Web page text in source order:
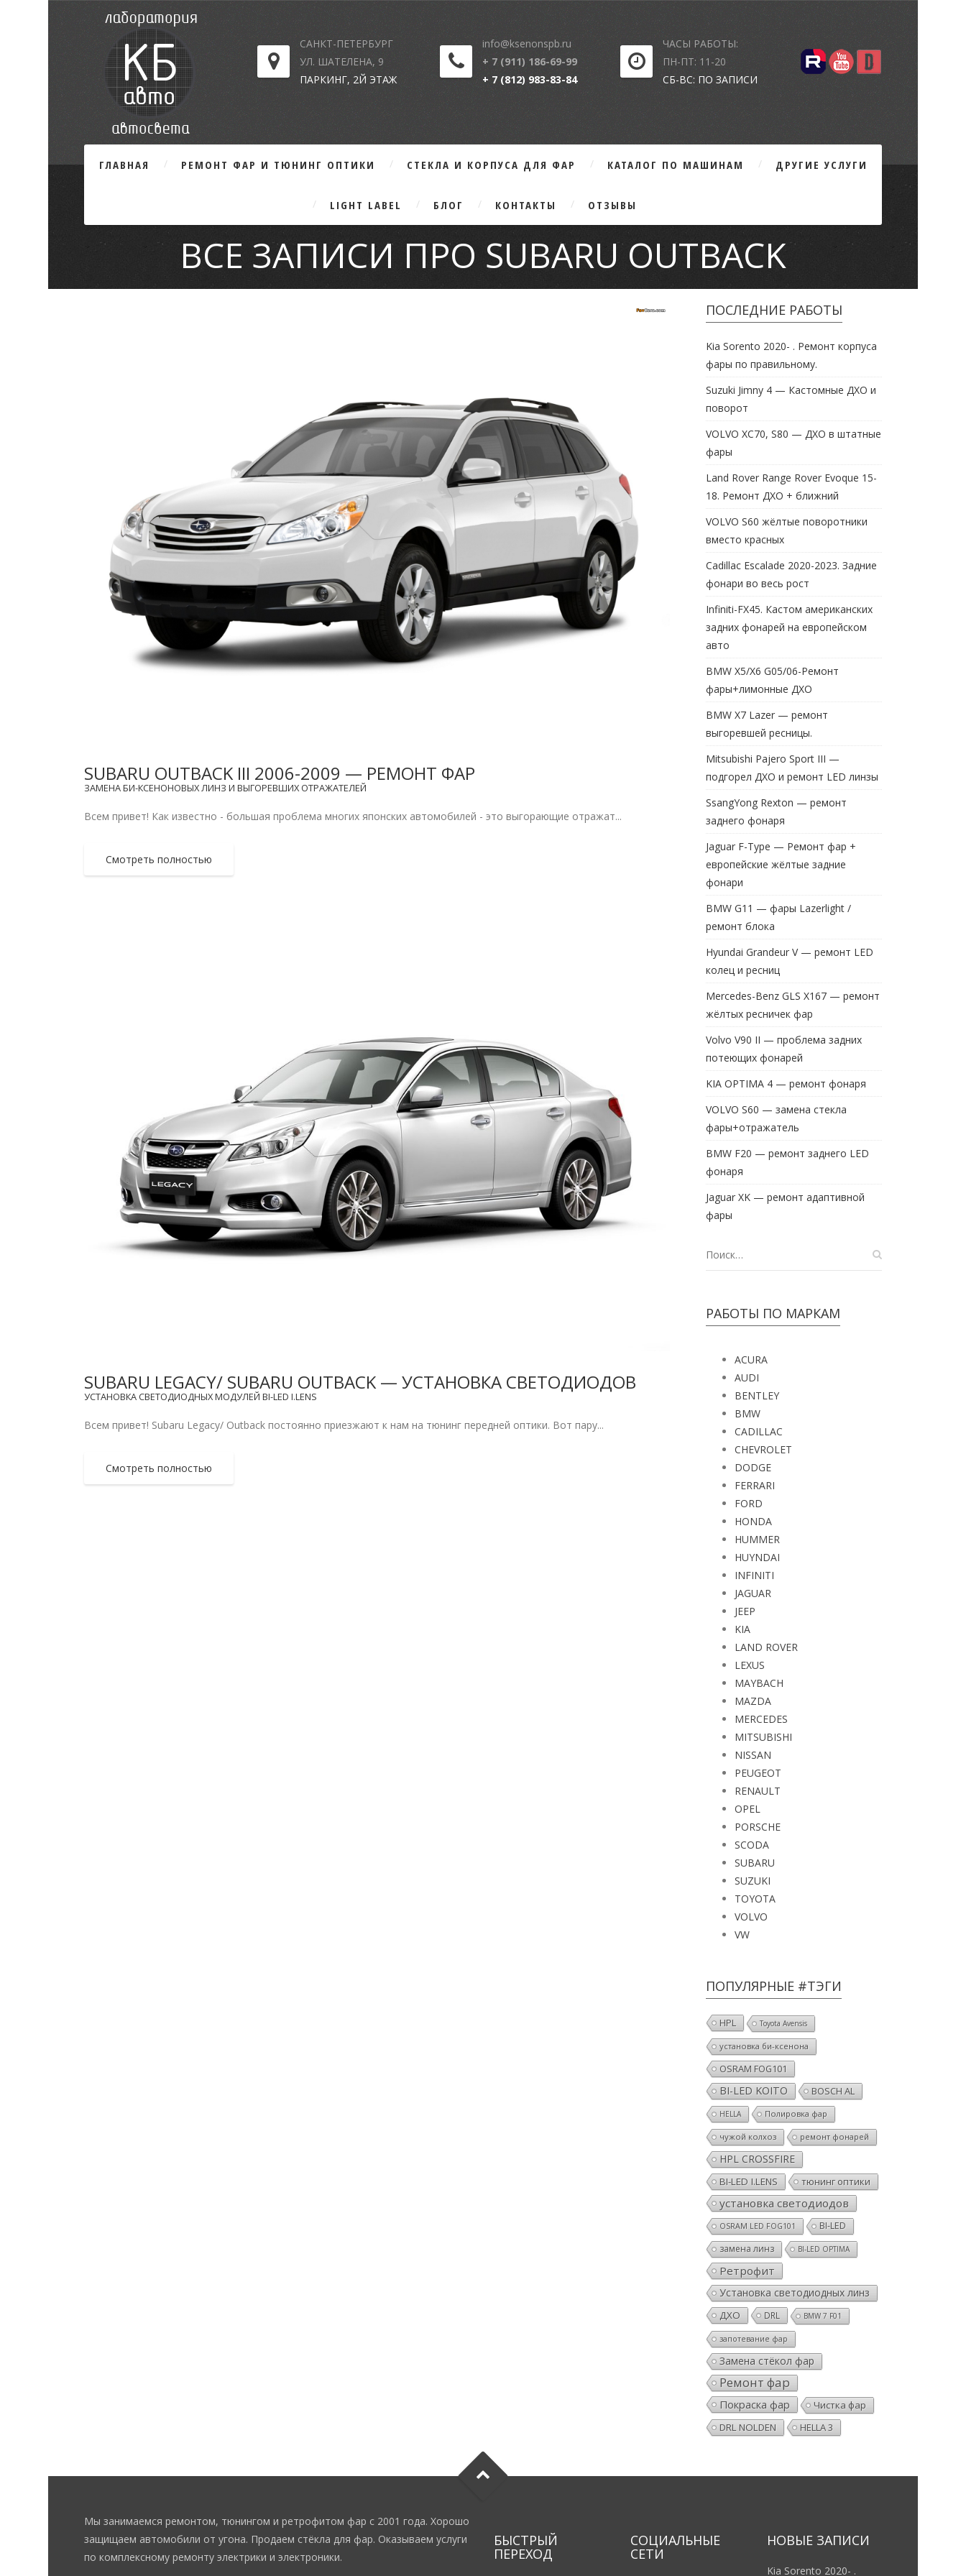
САНКТ-ПЕТЕРБУРГ
УЛ. ШАТЕЛЕНА, 9
ПАРКИНГ, 2Й ЭТАЖ
info@ksenonspb.ru
+ 7 (911) 186-69-99
+ 7 (812) 983-83-84
ЧАСЫ РАБОТЫ:
ПН-ПТ: 11-20
СБ-ВС: ПО ЗАПИСИ
ГЛАВНАЯ РЕМОНТ ФАР И ТЮНИНГ ОПТИКИ СТЕКЛА И КОРПУСА ДЛЯ ФАР КАТАЛОГ ПО МАШИНАМ ДРУГИЕ УСЛУГИ
LIGHT LABEL БЛОГ КОНТАКТЫ ОТЗЫВЫ
ВСЕ ЗАПИСИ ПРО SUBARU OUTBACK
SUBARU OUTBACK III 2006-2009 — РЕМОНТ ФАР
ЗАМЕНА БИ-КСЕНОНОВЫХ ЛИНЗ И ВЫГОРЕВШИХ ОТРАЖАТЕЛЕЙ
Всем привет! Как известно - большая проблема многих японских автомобилей - это выгорающие отражат...
Смотреть полностью
SUBARU LEGACY/ SUBARU OUTBACK — УСТАНОВКА СВЕТОДИОДОВ
УСТАНОВКА СВЕТОДИОДНЫХ МОДУЛЕЙ BI-LED I.LENS
Всем привет! Subaru Legacy/ Outback постоянно приезжают к нам на тюнинг передней оптики. Вот пару...
Смотреть полностью
ПОСЛЕДНИЕ РАБОТЫ
Kia Sorento 2020- . Ремонт корпуса
фары по правильному.
Suzuki Jimny 4 — Кастомные ДХО и
поворот
VOLVO XC70, S80 — ДХО в штатные
фары
Land Rover Range Rover Evoque 15-
18. Ремонт ДХО + ближний
VOLVO S60 жёлтые поворотники
вместо красных
Cadillac Escalade 2020-2023. Задние
фонари во весь рост
Infiniti-FX45. Кастом американских
задних фонарей на европейском
авто
BMW X5/X6 G05/06-Ремонт
фары+лимонные ДХО
BMW X7 Lazer — ремонт
выгоревшей ресницы.
Mitsubishi Pajero Sport III —
подгорел ДХО и ремонт LED линзы
SsangYong Rexton — ремонт
заднего фонаря
Jaguar F-Type — Ремонт фар +
европейские жёлтые задние
фонари
BMW G11 — фары Lazerlight /
ремонт блока
Hyundai Grandeur V — ремонт LED
колец и ресниц
Mercedes-Benz GLS X167 — ремонт
жёлтых ресничек фар
Volvo V90 II — проблема задних
потеющих фонарей
KIA OPTIMA 4 — ремонт фонаря
VOLVO S60 — замена стекла
фары+отражатель
BMW F20 — ремонт заднего LED
фонаря
Jaguar XK — ремонт адаптивной
фары
РАБОТЫ ПО МАРКАМ
ACURA
AUDI
BENTLEY
BMW
CADILLAC
CHEVROLET
DODGE
FERRARI
FORD
HONDA
HUMMER
HUYNDAI
INFINITI
JAGUAR
JEEP
KIA
LAND ROVER
LEXUS
MAYBACH
MAZDA
MERCEDES
MITSUBISHI
NISSAN
PEUGEOT
RENAULT
OPEL
PORSCHE
SCODA
SUBARU
SUZUKI
TOYOTA
VOLVO
VW
ПОПУЛЯРНЫЕ #ТЭГИ
HPL Toyota Avensis
установка би-ксенона
OSRAM FOG101
BI-LED KOITO BOSCH AL
HELLA Полировка фар
чужой колхоз ремонт фонарей
HPL CROSSFIRE
BI-LED I.LENS тюнинг оптики
установка светодиодов
OSRAM LED FOG101
BI-LED
замена линз
BI-LED OPTIMA
Ретрофит
Установка светодиодных линз
ДХО DRL BMW 7 F01
запотевание фар
Замена стёкол фар
Ремонт фар
Покраска фар
Чистка фар
DRL NOLDEN
HELLA 3
Мы занимаемся ремонтом, тюнингом и ретрофитом фар с 2001 года. Хорошо
защищаем автомобили от угона. Продаем стёкла для фар. Оказываем услуги
по комплексному ремонту электрики и электроники.
БЫСТРЫЙ
ПЕРЕХОД
СОЦИАЛЬНЫЕ
СЕТИ
НОВЫЕ ЗАПИСИ
Kia Sorento 2020- .